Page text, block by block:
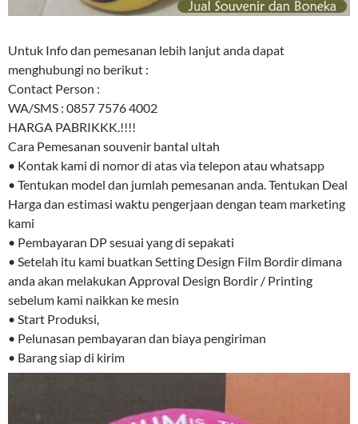
Untuk Info dan pemesanan lebih lanjut anda dapat
menghubungi no berikut :
Contact Person :
WA/SMS : 0857 7576 4002
HARGA PABRIKKK.!!!!
Cara Pemesanan souvenir bantal ultah
• Kontak kami di nomor di atas via telepon atau whatsapp
• Tentukan model dan jumlah pemesanan anda. Tentukan Deal
Harga dan estimasi waktu pengerjaan dengan team marketing
kami
• Pembayaran DP sesuai yang di sepakati
• Setelah itu kami buatkan Setting Design Film Bordir dimana
anda akan melakukan Approval Design Bordir / Printing
sebelum kami naikkan ke mesin
• Start Produksi,
• Pelunasan pembayaran dan biaya pengiriman
• Barang siap di kirim